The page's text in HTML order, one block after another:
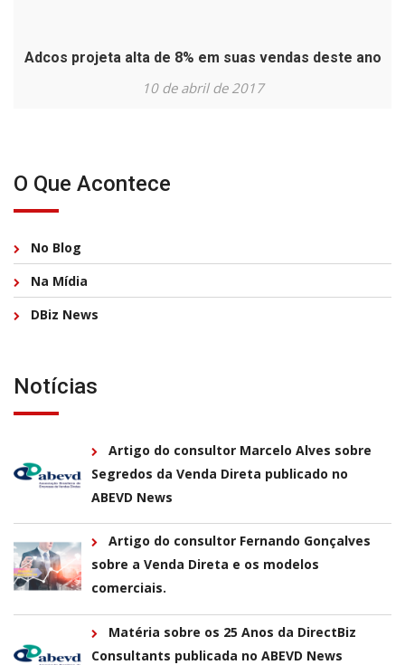
Adcos projeta alta de 8% em suas vendas deste ano
10 de abril de 2017
O Que Acontece
No Blog
Na Mídia
DBiz News
Notícias
Artigo do consultor Marcelo Alves sobre
Segredos da Venda Direta publicado no
ABEVD News
Artigo do consultor Fernando Gonçalves
sobre a Venda Direta e os modelos
comerciais.
Matéria sobre os 25 Anos da DirectBiz
Consultants publicada no ABEVD News